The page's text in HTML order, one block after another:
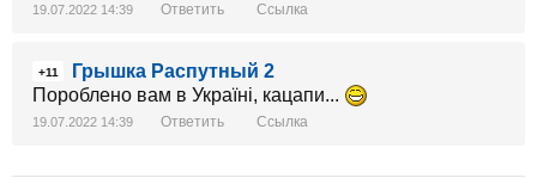
19.07.2022 14:39 Ответить Ссылка
+11
Грышка Распутный 2
Пороблено вам в Україні, кацапи...
19.07.2022 14:39 Ответить Ссылка